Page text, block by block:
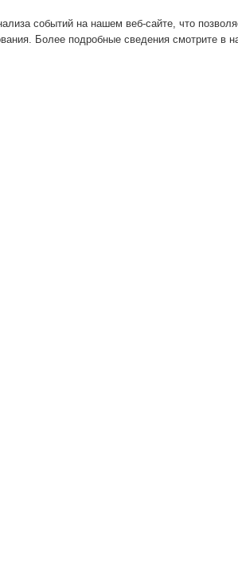
событий на нашем веб-сайте, что
Более подробные сведения смотрите в